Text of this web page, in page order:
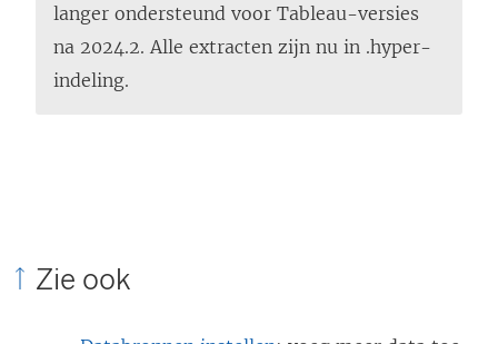
langer ondersteund voor Tableau-versies
na 2024.2. Alle extracten zijn nu in .hyper-
indeling.
Zie ook